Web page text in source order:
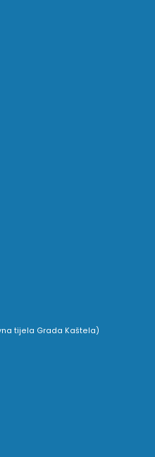
tijela Grada Kaštela)